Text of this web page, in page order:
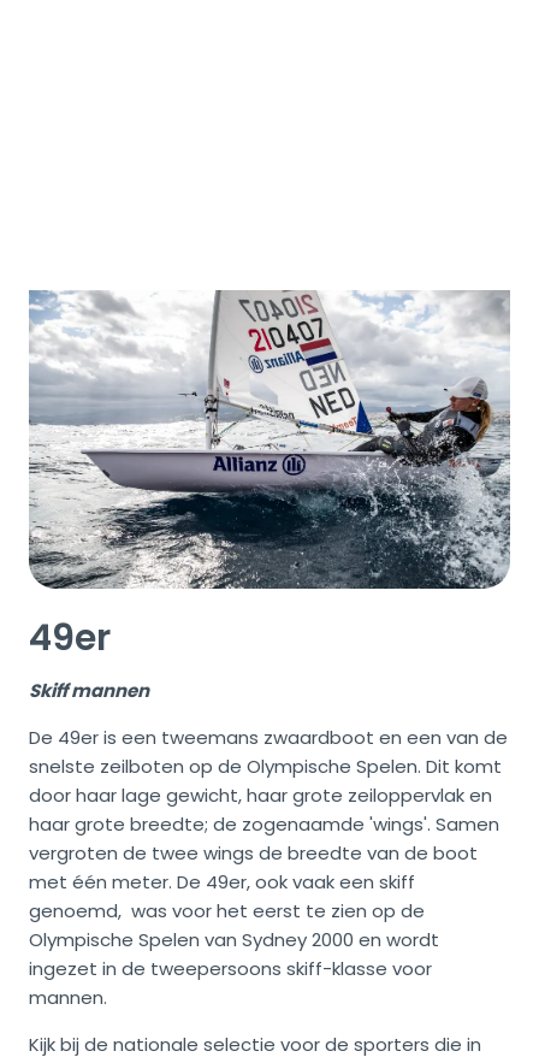
49er
Skiff mannen
De 49er is een tweemans zwaardboot en een van de
snelste zeilboten op de Olympische Spelen. Dit komt
door haar lage gewicht, haar grote zeiloppervlak en
haar grote breedte; de zogenaamde 'wings'. Samen
vergroten de twee wings de breedte van de boot
met één meter. De 49er, ook vaak een skiff
genoemd, was voor het eerst te zien op de
Olympische Spelen van Sydney 2000 en wordt
ingezet in de tweepersoons skiff-klasse voor
mannen.
Kijk bij de nationale selectie voor de sporters die in